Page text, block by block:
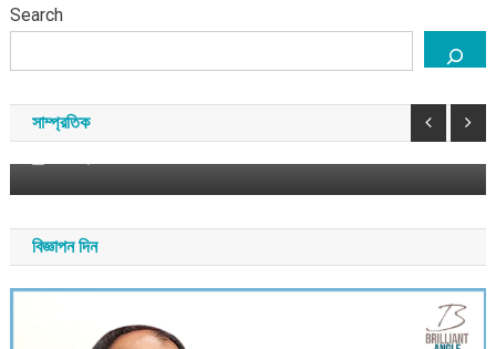
Search
সাম্প্রতিক
নান্দনিক সাংস্কৃতিক অনুষ্ঠান
বিজ্ঞাপন দিন